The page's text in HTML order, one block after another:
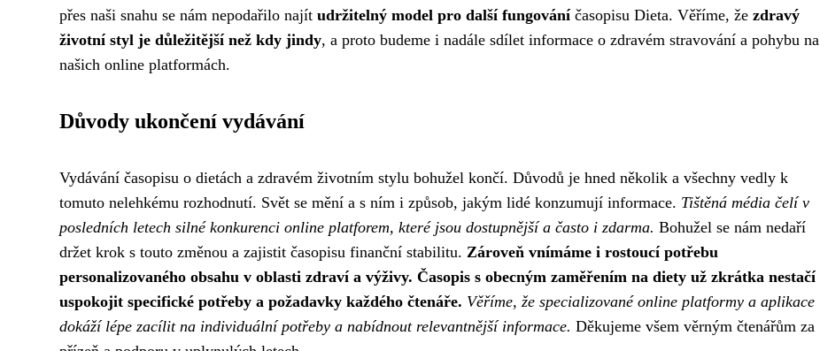
přes naši snahu se nám nepodařilo najít udržitelný model pro další fungováníčasopisu Dieta. Věříme, že zdravý
životní styl je důležitější než kdy jindy, a proto budeme i nadále sdílet informace o zdravém stravování a pohybu na
našich online platformách.
Důvody ukončení vydávání
Vydávání časopisu o dietách a zdravém životním stylu bohužel končí. Důvodů je hned několik a všechny vedly k
tomuto nelehkému rozhodnutí. Svět se mění a s ním i způsob, jakým lidé konzumují informace. Tištěná média čelí v
posledních letech silné konkurenci online platforem, které jsou dostupnější a často i zdarma. Bohužel se nám nedaří
držet krok s touto změnou a zajistit časopisu finanční stabilitu. Zároveň vnímáme i rostoucí potřebu
personalizovaného obsahu v oblasti zdraví a výživy. Časopis s obecným zaměřením na diety už zkrátka nestačí
uspokojit specifické potřeby a požadavky každého čtenáře. Věříme, že specializované online platformy a aplikace
dokáží lépe zacílit na individuální potřeby a nabídnout relevantnější informace. Děkujeme všem věrným čtenářům za